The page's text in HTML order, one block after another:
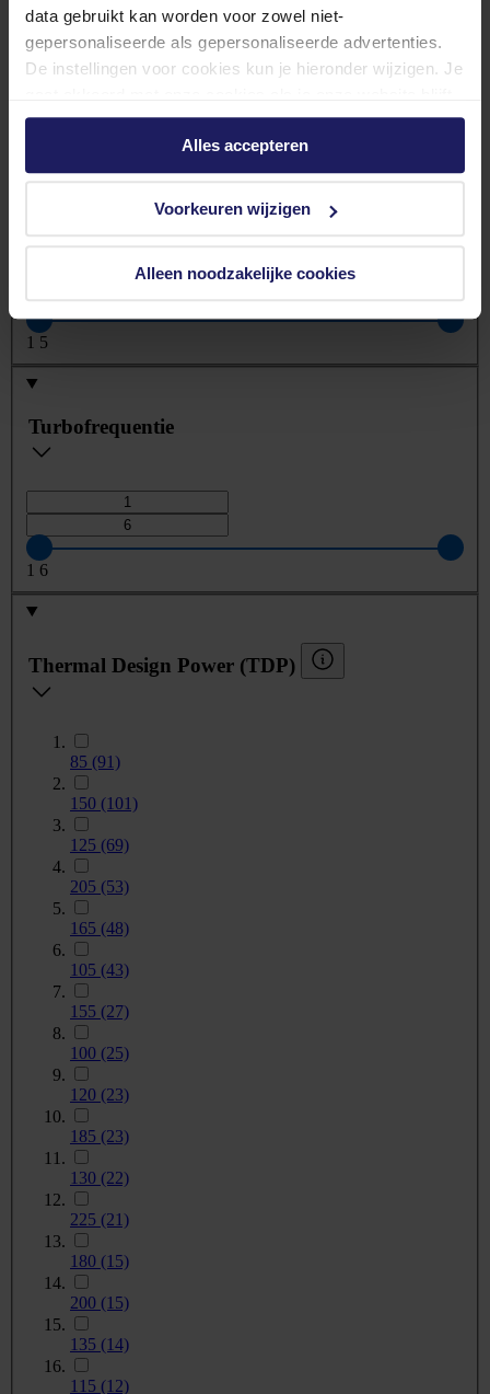
data gebruikt kan worden voor zowel niet-
gepersonaliseerde als gepersonaliseerde advertenties.
De instellingen voor cookies kun je hieronder wijzigen. Je
gebruiken.
Alles accepteren
Voorkeuren wijzigen
Alleen noodzakelijke cookies
Ingebouwd(11)
Basisfrequentie
1 5
Turbofrequentie
1 6
Thermal Design Power (TDP)
85 (91)
150 (101)
125 (69)
205 (53)
165 (48)
105 (43)
155 (27)
100 (25)
120 (23)
185 (23)
130 (22)
225 (21)
180 (15)
200 (15)
135 (14)
115 (12)